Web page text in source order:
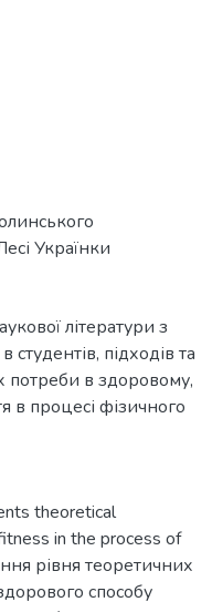
Українки
літератури з
підходів та
потреби в здоровому,
в процесі фізичного
theoretical
in the process of
рівня теоретичних
способу